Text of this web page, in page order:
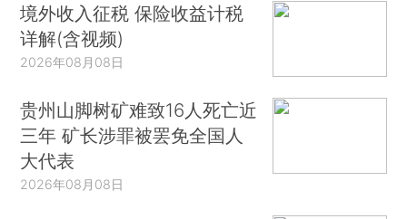
境外收入征税 保险收益计税
详解(含视频)
2026年08月08日
贵州山脚树矿难致16人死亡近
三年 矿长涉罪被罢免全国人
大代表
2026年08月08日